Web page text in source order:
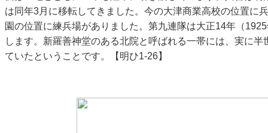
は同年3月に移転してきました。今の大津商業高校の位置に
園の位置に練兵場がありました。第九連隊は大正14年（
します。新羅善神堂のある北院と呼ばれる一帯には、実に
ていたということです。【明ひ1-26】